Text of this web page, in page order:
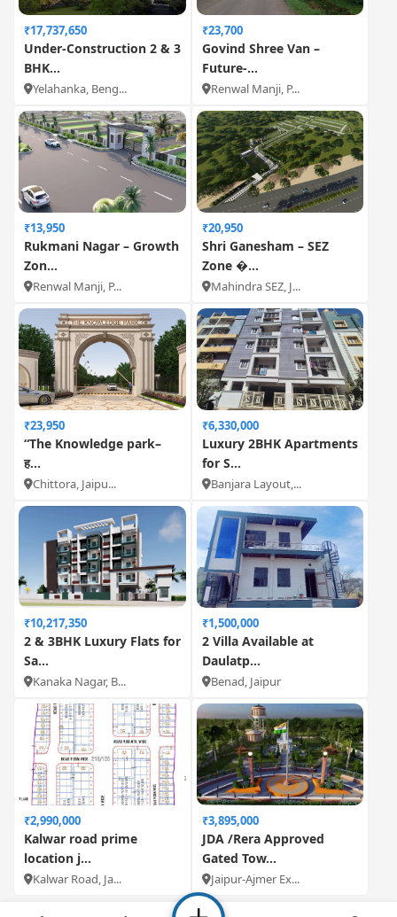
₹17,737,650
Under-Construction 2 & 3
BHK...
Yelahanka, Beng...
₹23,700
Govind Shree Van –
Future-...
Renwal Manji, P...
₹13,950
Rukmani Nagar – Growth
Zon...
Renwal Manji, P...
₹20,950
Shri Ganesham – SEZ
Zone �...
Mahindra SEZ, J...
₹23,950
“The Knowledge park–
ह...
Chittora, Jaipu...
₹6,330,000
Luxury 2BHK Apartments
for S...
Banjara Layout,...
₹10,217,350
2 & 3BHK Luxury Flats for
Sa...
Kanaka Nagar, B...
₹1,500,000
2 Villa Available at
Daulatp...
Benad, Jaipur
₹2,990,000
Kalwar road prime
location j...
Kalwar Road, Ja...
₹3,895,000
JDA /Rera Approved
Gated Tow...
Jaipur-Ajmer Ex...